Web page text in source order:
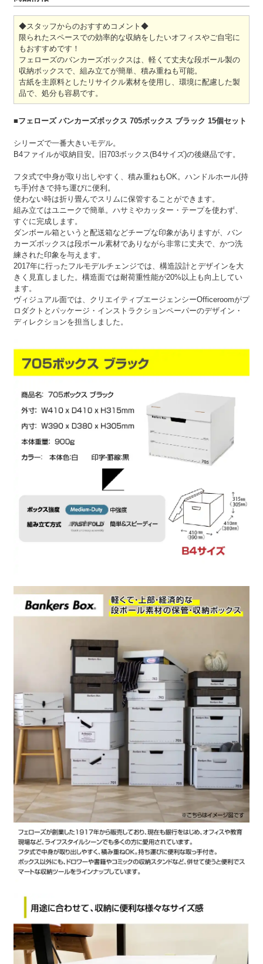
◆スタッフからのおすすめコメント◆
限られたスペースでの効率的な収納をしたいオフィスやご自宅に
もおすすめです！
フェローズのバンカーズボックスは、軽くて丈夫な段ボール製の
収納ボックスで、組み立てが簡単、積み重ねも可能。
古紙を主原料としたリサイクル素材を使用し、環境に配慮した製
品で、処分も容易です。
■フェローズ バンカーズボックス 705ボックス ブラック 15個セット
シリーズで一番大きいモデル。
B4ファイルが収納目安。旧703ボックス(B4サイズ)の後継品です。
フタ式で中身が取り出しやすく、積み重ねもOK。ハンドルホール(持
ち手)付きで持ち運びに便利。
使わない時は折り畳んでスリムに保管することができます。
組み立てはユニークで簡単。ハサミやカッター・テープを使わず、
すぐに完成します。
ダンボール箱というと配送箱などチープな印象がありますが、バン
カーズボックスは段ボール素材でありながら非常に丈夫で、かつ洗
練された印象を与えます。
2017年に行ったフルモデルチェンジでは、構造設計とデザインを大
きく見直しました。構造面では耐荷重性能が20%以上も向上してい
ます。
ヴィジュアル面では、クリエイティブエージェンシーOfficeroomがプ
ロダクトとパッケージ・インストラクションペーパーのデザイン・
ディレクションを担当しました。